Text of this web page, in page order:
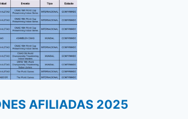
AFILIADAS 2025